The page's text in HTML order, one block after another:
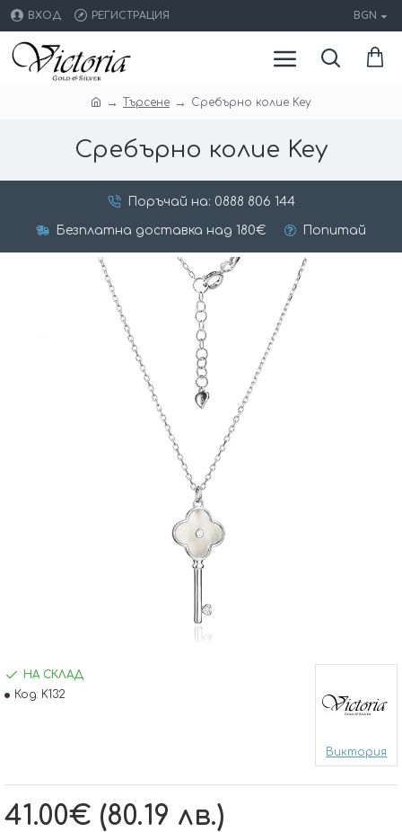
ВХОД РЕГИСТРАЦИЯ BGN
Търсене Сребърно колие Key
Сребърно колие Key
Поръчай на: 0888 806 144
Безплатна доставка над 180€ Попитай
41.00€ (80.19 лв.)
НА СКЛАД
Код: K132
Виктория